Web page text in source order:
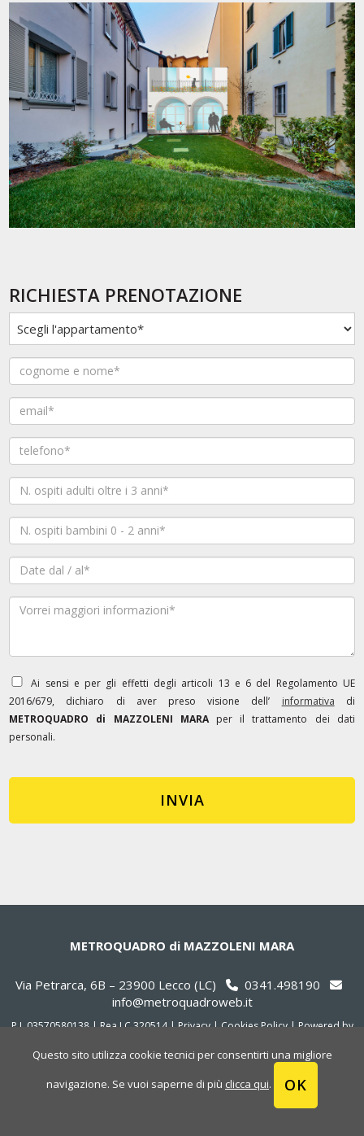
Questo sito utilizza cookie tecnici per consentirti una migliore
navigazione. Se vuoi saperne di più clicca qui. OK
RICHIESTA PRENOTAZIONE
Ai sensi e per gli effetti degli articoli 13 e 6 del Regolamento UE
2016/679, dichiaro di aver preso visione dell’ informativa di
METROQUADRO di MAZZOLENI MARAper il trattamento dei dati
personali.
METROQUADRO di MAZZOLENI MARA
Via Petrarca, 6B – 23900 Lecco (LC)
0341.498190
info@metroquadroweb.it
P.I. 03570580138 | Rea LC 320514 | Privacy| Cookies Policy| Powered by